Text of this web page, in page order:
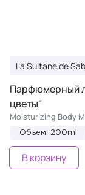
La Sultane de
Парфюмерный
цветы"
Moisturizing Body
Объем: 200ml
В корзину